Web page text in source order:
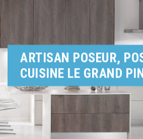
ARTISAN POSEUR,
CUISINE LE GRAND